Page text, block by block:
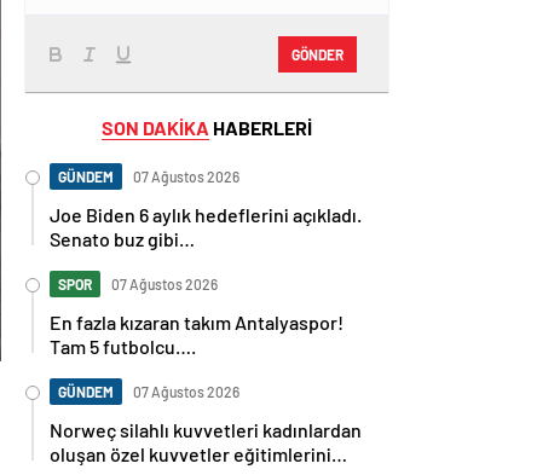
GÖNDER
SON DAKİKA HABERLERİ
GÜNDEM 07 Ağustos 2026
Joe Biden 6 aylık hedeflerini açıkladı.
Senato buz gibi…
SPOR 07 Ağustos 2026
En fazla kızaran takım Antalyaspor!
Tam 5 futbolcu….
GÜNDEM 07 Ağustos 2026
Norweç silahlı kuvvetleri kadınlardan
oluşan özel kuvvetler eğitimlerini